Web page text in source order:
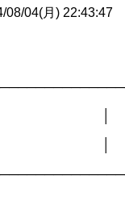
08/04(月) 22:43:47